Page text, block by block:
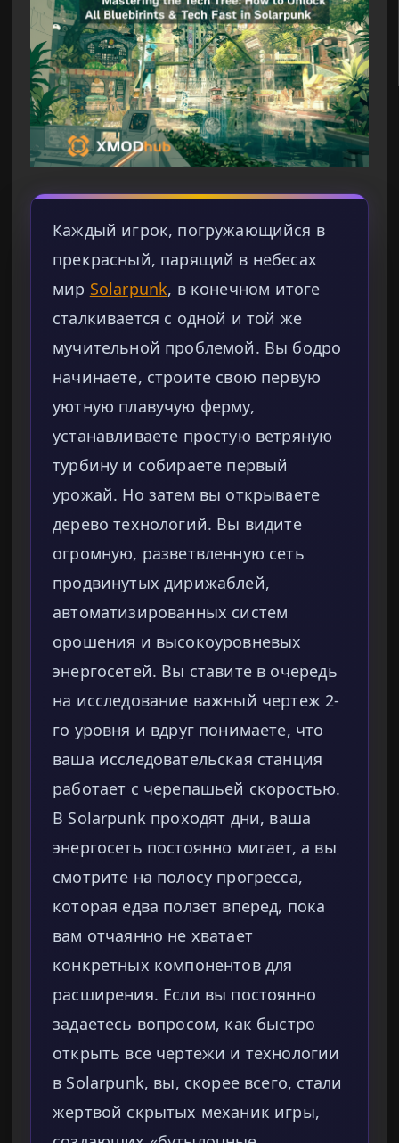
Каждый игрок, погружающийся в
прекрасный, парящий в небесах
мир Solarpunk, в конечном итоге
сталкивается с одной и той же
мучительной проблемой. Вы бодро
начинаете, строите свою первую
уютную плавучую ферму,
устанавливаете простую ветряную
турбину и собираете первый
урожай. Но затем вы открываете
дерево технологий. Вы видите
огромную, разветвленную сеть
продвинутых дирижаблей,
автоматизированных систем
орошения и высокоуровневых
энергосетей. Вы ставите в очередь
на исследование важный чертеж 2-
го уровня и вдруг понимаете, что
ваша исследовательская станция
работает с черепашьей скоростью.
В Solarpunk проходят дни, ваша
энергосеть постоянно мигает, а вы
смотрите на полосу прогресса,
которая едва ползет вперед, пока
вам отчаянно не хватает
конкретных компонентов для
расширения. Если вы постоянно
задаетесь вопросом, как быстро
открыть все чертежи и технологии
в Solarpunk, вы, скорее всего, стали
жертвой скрытых механик игры,